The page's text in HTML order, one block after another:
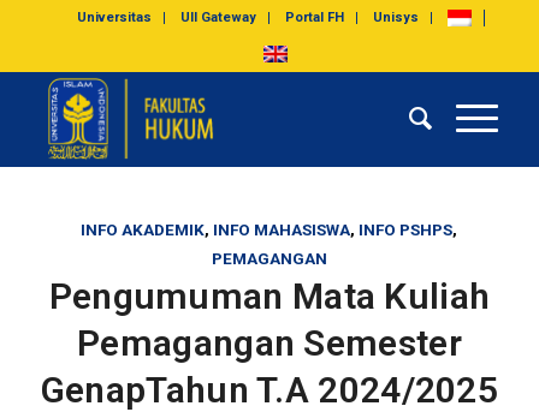
Universitas UII Gateway Portal FH Unisys
INFO AKADEMIK, INFO MAHASISWA, INFO PSHPS,
PEMAGANGAN
Pengumuman Mata Kuliah
Pemagangan Semester
GenapTahun T.A 2024/2025